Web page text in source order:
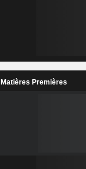
Matières Premières